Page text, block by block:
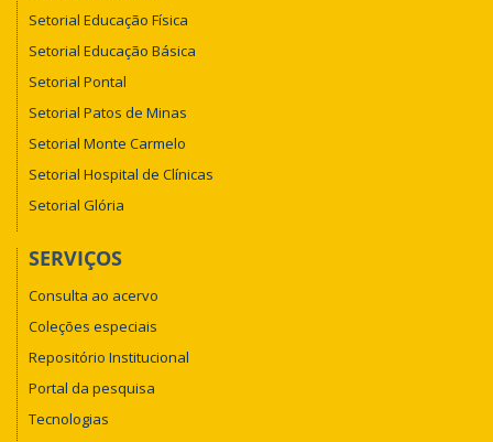
Setorial Educação Física
Setorial Educação Básica
Setorial Pontal
Setorial Patos de Minas
Setorial Monte Carmelo
Setorial Hospital de Clínicas
Setorial Glória
SERVIÇOS
Consulta ao acervo
Coleções especiais
Repositório Institucional
Portal da pesquisa
Tecnologias